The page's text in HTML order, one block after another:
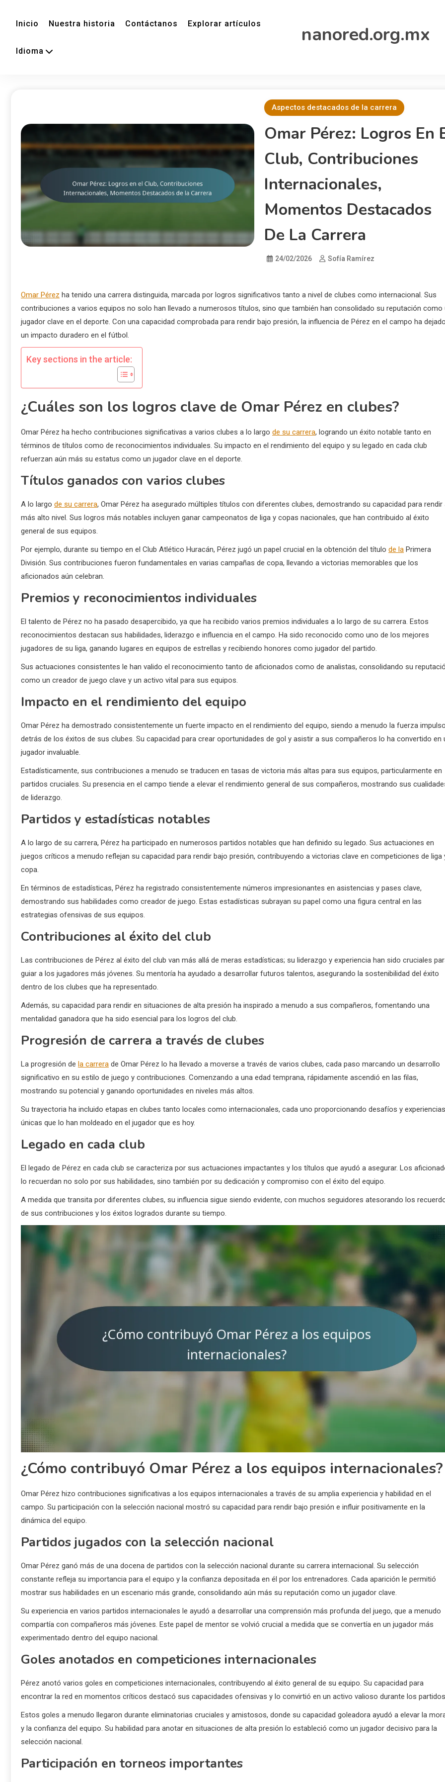
Inicio Nuestra historia Contáctanos Explorar artículos
Idioma
nanored.org.mx
Aspectos destacados de la carrera
Omar Pérez: Logros En
Club, Contribuciones
Internacionales,
Momentos Destacados
De La Carrera
24/02/2026 Sofía Ramírez
Omar Pérez ha tenido una carrera distinguida, marcada por logros significativos tanto a nivel de clubes como internacional. Sus
contribuciones a varios equipos no solo han llevado a numerosos títulos, sino que también han consolidado su reputación como
jugador clave en el deporte. Con una capacidad comprobada para rendir bajo presión, la influencia de Pérez en el campo ha
un impacto duradero en el fútbol.
Key sections in the article:
¿Cuáles son los logros clave de Omar Pérez en clubes?
Omar Pérez ha hecho contribuciones significativas a varios clubes a lo largo de su carrera, logrando un éxito notable tanto en
términos de títulos como de reconocimientos individuales. Su impacto en el rendimiento del equipo y su legado en cada club
refuerzan aún más su estatus como un jugador clave en el deporte.
Títulos ganados con varios clubes
A lo largo de su carrera, Omar Pérez ha asegurado múltiples títulos con diferentes clubes, demostrando su capacidad para rendir
más alto nivel. Sus logros más notables incluyen ganar campeonatos de liga y copas nacionales, que han contribuido al éxito
general de sus equipos.
Por ejemplo, durante su tiempo en el Club Atlético Huracán, Pérez jugó un papel crucial en la obtención del título de la Primera
División. Sus contribuciones fueron fundamentales en varias campañas de copa, llevando a victorias memorables que los
aficionados aún celebran.
Premios y reconocimientos individuales
El talento de Pérez no ha pasado desapercibido, ya que ha recibido varios premios individuales a lo largo de su carrera. Estos
reconocimientos destacan sus habilidades, liderazgo e influencia en el campo. Ha sido reconocido como uno de los mejores
jugadores de su liga, ganando lugares en equipos de estrellas y recibiendo honores como jugador del partido.
Sus actuaciones consistentes le han valido el reconocimiento tanto de aficionados como de analistas, consolidando su
como un creador de juego clave y un activo vital para sus equipos.
Impacto en el rendimiento del equipo
Omar Pérez ha demostrado consistentemente un fuerte impacto en el rendimiento del equipo, siendo a menudo la fuerza
detrás de los éxitos de sus clubes. Su capacidad para crear oportunidades de gol y asistir a sus compañeros lo ha convertido en
jugador invaluable.
Estadísticamente, sus contribuciones a menudo se traducen en tasas de victoria más altas para sus equipos, particularmente en
partidos cruciales. Su presencia en el campo tiende a elevar el rendimiento general de sus compañeros, mostrando sus
de liderazgo.
Partidos y estadísticas notables
A lo largo de su carrera, Pérez ha participado en numerosos partidos notables que han definido su legado. Sus actuaciones en
juegos críticos a menudo reflejan su capacidad para rendir bajo presión, contribuyendo a victorias clave en competiciones de liga
copa.
En términos de estadísticas, Pérez ha registrado consistentemente números impresionantes en asistencias y pases clave,
demostrando sus habilidades como creador de juego. Estas estadísticas subrayan su papel como una figura central en las
estrategias ofensivas de sus equipos.
Contribuciones al éxito del club
Las contribuciones de Pérez al éxito del club van más allá de meras estadísticas; su liderazgo y experiencia han sido cruciales
guiar a los jugadores más jóvenes. Su mentoría ha ayudado a desarrollar futuros talentos, asegurando la sostenibilidad del éxito
dentro de los clubes que ha representado.
Además, su capacidad para rendir en situaciones de alta presión ha inspirado a menudo a sus compañeros, fomentando una
mentalidad ganadora que ha sido esencial para los logros del club.
Progresión de carrera a través de clubes
La progresión de la carrera de Omar Pérez lo ha llevado a moverse a través de varios clubes, cada paso marcando un desarrollo
significativo en su estilo de juego y contribuciones. Comenzando a una edad temprana, rápidamente ascendió en las filas,
mostrando su potencial y ganando oportunidades en niveles más altos.
Su trayectoria ha incluido etapas en clubes tanto locales como internacionales, cada uno proporcionando desafíos y experiencias
únicas que lo han moldeado en el jugador que es hoy.
Legado en cada club
El legado de Pérez en cada club se caracteriza por sus actuaciones impactantes y los títulos que ayudó a asegurar. Los
lo recuerdan no solo por sus habilidades, sino también por su dedicación y compromiso con el éxito del equipo.
A medida que transita por diferentes clubes, su influencia sigue siendo evidente, con muchos seguidores atesorando los
de sus contribuciones y los éxitos logrados durante su tiempo.
¿Cómo contribuyó Omar Pérez a los equipos internacionales?
Omar Pérez hizo contribuciones significativas a los equipos internacionales a través de su amplia experiencia y habilidad en el
campo. Su participación con la selección nacional mostró su capacidad para rendir bajo presión e influir positivamente en la
dinámica del equipo.
Partidos jugados con la selección nacional
Omar Pérez ganó más de una docena de partidos con la selección nacional durante su carrera internacional. Su selección
constante refleja su importancia para el equipo y la confianza depositada en él por los entrenadores. Cada aparición le permitió
mostrar sus habilidades en un escenario más grande, consolidando aún más su reputación como un jugador clave.
Su experiencia en varios partidos internacionales le ayudó a desarrollar una comprensión más profunda del juego, que a menudo
compartía con compañeros más jóvenes. Este papel de mentor se volvió crucial a medida que se convertía en un jugador más
experimentado dentro del equipo nacional.
Goles anotados en competiciones internacionales
Pérez anotó varios goles en competiciones internacionales, contribuyendo al éxito general de su equipo. Su capacidad para
encontrar la red en momentos críticos destacó sus capacidades ofensivas y lo convirtió en un activo valioso durante los
Estos goles a menudo llegaron durante eliminatorias cruciales y amistosos, donde su capacidad goleadora ayudó a elevar la
y la confianza del equipo. Su habilidad para anotar en situaciones de alta presión lo estableció como un jugador decisivo para la
selección nacional.
Participación en torneos importantes